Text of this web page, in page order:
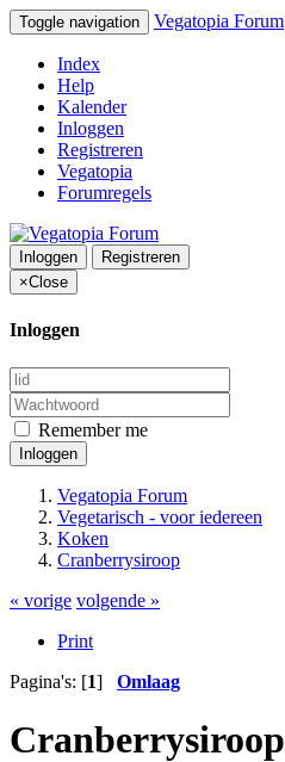
Toggle navigation Vegatopia Forum
Index
Help
Kalender
Inloggen
Registreren
Vegatopia
Forumregels
Inloggen
Registreren
×Close
Inloggen
Remember me
Inloggen
Vegatopia Forum
Vegetarisch - voor iedereen
Koken
Cranberrysiroop
« vorige volgende »
Print
Pagina's: [1] Omlaag
Cranberrysiroop